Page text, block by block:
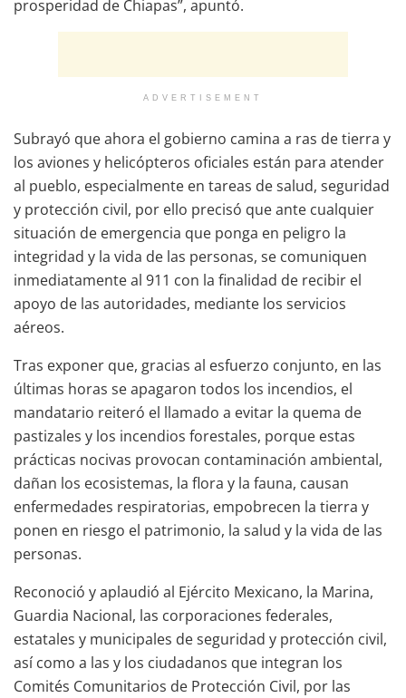
prosperidad de Chiapas”, apuntó.
ADVERTISEMENT
Subrayó que ahora el gobierno camina a ras de tierra y
los aviones y helicópteros oficiales están para atender
al pueblo, especialmente en tareas de salud, seguridad
y protección civil, por ello precisó que ante cualquier
situación de emergencia que ponga en peligro la
integridad y la vida de las personas, se comuniquen
inmediatamente al 911 con la finalidad de recibir el
apoyo de las autoridades, mediante los servicios
aéreos.
Tras exponer que, gracias al esfuerzo conjunto, en las
últimas horas se apagaron todos los incendios, el
mandatario reiteró el llamado a evitar la quema de
pastizales y los incendios forestales, porque estas
prácticas nocivas provocan contaminación ambiental,
dañan los ecosistemas, la flora y la fauna, causan
enfermedades respiratorias, empobrecen la tierra y
ponen en riesgo el patrimonio, la salud y la vida de las
personas.
Reconoció y aplaudió al Ejército Mexicano, la Marina,
Guardia Nacional, las corporaciones federales,
estatales y municipales de seguridad y protección civil,
así como a las y los ciudadanos que integran los
Comités Comunitarios de Protección Civil, por las